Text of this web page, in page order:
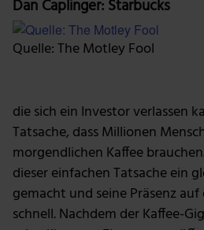
Dan Caplinger: Starbucks
Quelle: The Motley Fool
die sich ein Investor verlassen
Tatsache, dass Millionen
morgendlichen Kaffee
dieser einfachen Tatsache ein
gemacht und seine Präsenz
schnell. Nachdem der Kaffee-